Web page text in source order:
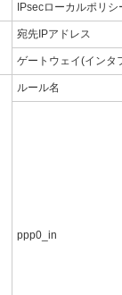
IPsecローカルポリシ
宛先IPアドレス
ゲートウェイ(インタ
ルール名
ppp0_in